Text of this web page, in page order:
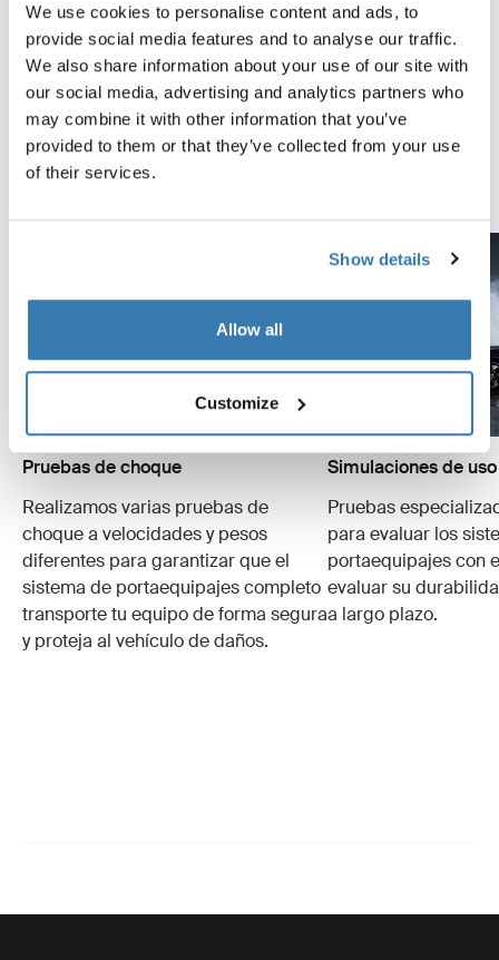
We use cookies to personalise content and ads, to
provide social media features and to analyse our traffic.
We also share information about your use of our site with
our social media, advertising and analytics partners who
may combine it with other information that you’ve
provided to them or that they’ve collected from your use
of their services.
Show details
Allow all
Customize
Suecia, los productos son sometidos a pruebas
extremas. Nuestros sistemas de portaequipajes están
diseñados para cargar tus equipos y ser instalados de
la forma más segura y firme posible. A continuación, te
contamos algunas de las tantas pruebas que
realizamos.
Pruebas de choque
Realizamos varias pruebas de
choque a velocidades y pesos
diferentes para garantizar que el
sistema de portaequipajes completo
transporte tu equipo de forma segura
y proteja al vehículo de daños.
Simulaciones de
Pruebas
para evaluar los
portaequipajes con
evaluar su
a largo plazo.